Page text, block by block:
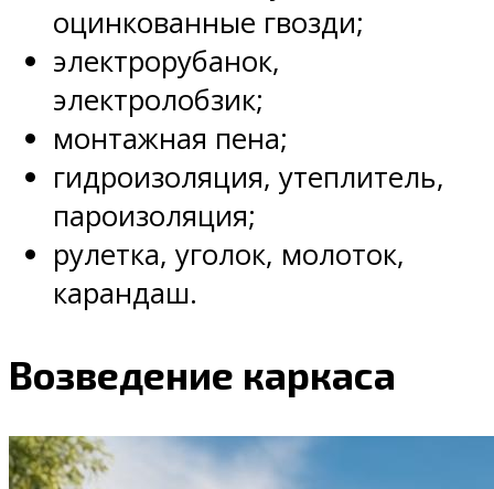
оцинкованные гвозди;
электрорубанок,
электролобзик;
монтажная пена;
гидроизоляция, утеплитель,
пароизоляция;
рулетка, уголок, молоток,
карандаш.
Возведение каркаса